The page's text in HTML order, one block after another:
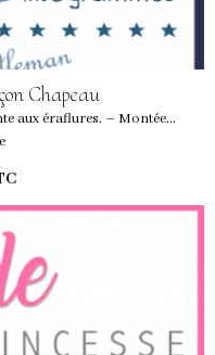
Chapeau
aux éraflures. – Montée...